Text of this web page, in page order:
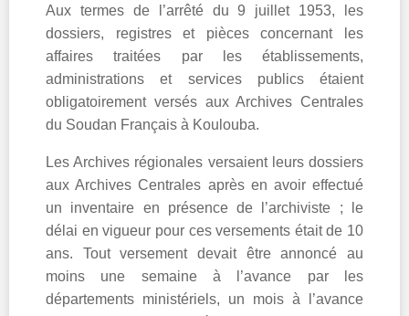
Aux termes de l’arrêté du 9 juillet 1953, les
dossiers, registres et pièces concernant les
affaires traitées par les établissements,
administrations et services publics étaient
obligatoirement versés aux Archives Centrales
du Soudan Français à Koulouba.
Les Archives régionales versaient leurs dossiers
aux Archives Centrales après en avoir effectué
un inventaire en présence de l’archiviste ; le
délai en vigueur pour ces versements était de 10
ans. Tout versement devait être annoncé au
moins une semaine à l’avance par les
départements ministériels, un mois à l’avance